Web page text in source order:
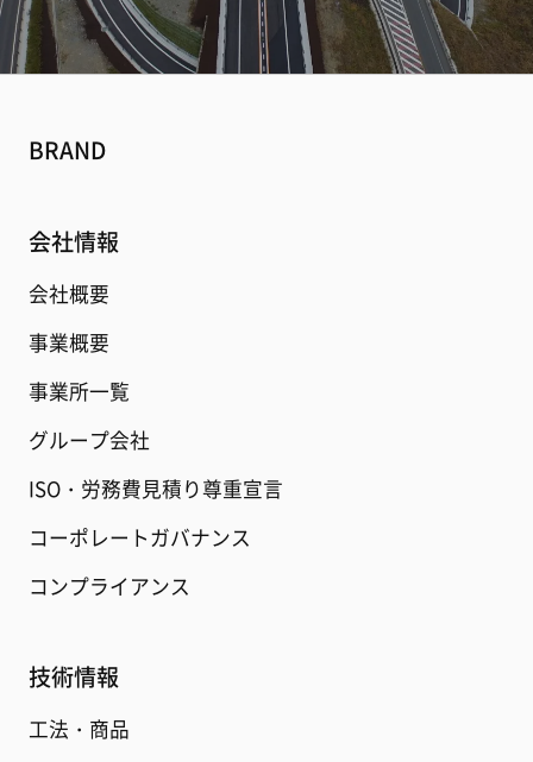
BRAND
会社情報
会社概要
事業概要
事業所一覧
グループ会社
ISO・労務費見積り尊重宣言
コーポレートガバナンス
コンプライアンス
技術情報
工法・商品